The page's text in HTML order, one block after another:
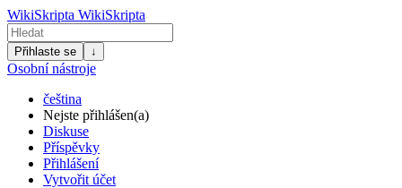
WikiSkripta WikiSkripta
Přihlaste se ↓
Osobní nástroje
čeština
Nejste přihlášen(a)
Diskuse
Příspěvky
Přihlášení
Vytvořit účet